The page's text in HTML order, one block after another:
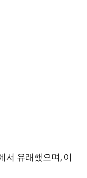
서 유래했으며, 이